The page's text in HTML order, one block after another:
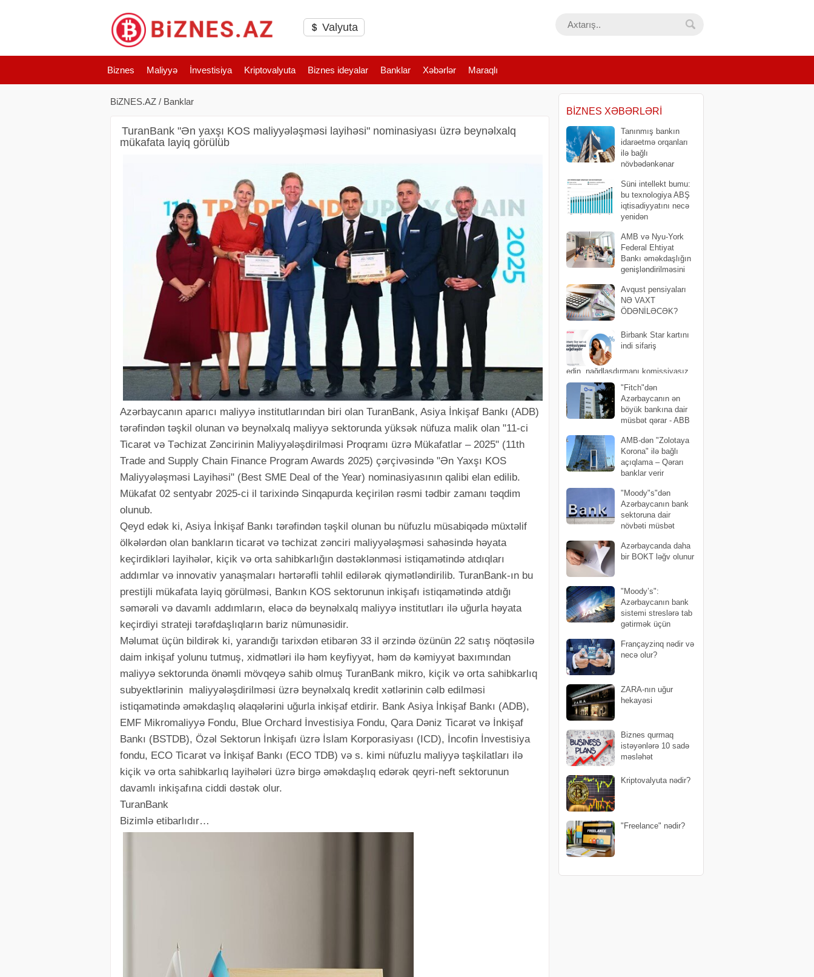
Valyuta
Biznes Maliyyə İnvestisiya Kriptovalyuta Biznes ideyalar Banklar Xəbərlər Maraqlı
BiZNES.AZ / Banklar
TuranBank "Ən yaxşı KOS maliyyələşməsi layihəsi" nominasiyası üzrə beynəlxalq
mükafata layiq görülüb
Azərbaycanın aparıcı maliyyə institutlarından biri olan TuranBank, Asiya İnkişaf Bankı (ADB)
tərəfindən təşkil olunan və beynəlxalq maliyyə sektorunda yüksək nüfuza malik olan "11-ci
Ticarət və Təchizat Zəncirinin Maliyyələşdirilməsi Proqramı üzrə Mükafatlar – 2025" (11th
Trade and Supply Chain Finance Program Awards 2025) çərçivəsində "Ən Yaxşı KOS
Maliyyələşməsi Layihəsi" (Best SME Deal of the Year) nominasiyasının qalibi elan edilib.
Mükafat 02 sentyabr 2025-ci il tarixində Sinqapurda keçirilən rəsmi tədbir zamanı təqdim
olunub.
Qeyd edək ki, Asiya İnkişaf Bankı tərəfindən təşkil olunan bu nüfuzlu müsabiqədə müxtəlif
ölkələrdən olan bankların ticarət və təchizat zənciri maliyyələşməsi sahəsində həyata
keçirdikləri layihələr, kiçik və orta sahibkarlığın dəstəklənməsi istiqamətində atdıqları
addımlar və innovativ yanaşmaları hərtərəfli təhlil edilərək qiymətləndirilib. TuranBank-ın bu
prestijli mükafata layiq görülməsi, Bankın KOS sektorunun inkişafı istiqamətində atdığı
səmərəli və davamlı addımların, eləcə də beynəlxalq maliyyə institutları ilə uğurla həyata
keçirdiyi strateji tərəfdaşlıqların bariz nümunəsidir.
Məlumat üçün bildirək ki, yarandığı tarixdən etibarən 33 il ərzində özünün 22 satış nöqtəsilə
daim inkişaf yolunu tutmuş, xidmətləri ilə həm keyfiyyət, həm də kəmiyyət baxımından
maliyyə sektorunda önəmli mövqeyə sahib olmuş TuranBank mikro, kiçik və orta sahibkarlıq
subyektlərinin maliyyələşdirilməsi üzrə beynəlxalq kredit xətlərinin cəlb edilməsi
istiqamətində əməkdaşlıq əlaqələrini uğurla inkişaf etdirir. Bank Asiya İnkişaf Bankı (ADB),
EMF Mikromaliyyə Fondu, Blue Orchard İnvestisiya Fondu, Qara Dəniz Ticarət və İnkişaf
Bankı (BSTDB), Özəl Sektorun İnkişafı üzrə İslam Korporasiyası (ICD), İncofin İnvestisiya
fondu, ECO Ticarət və İnkişaf Bankı (ECO TDB) və s. kimi nüfuzlu maliyyə təşkilatları ilə
kiçik və orta sahibkarlıq layihələri üzrə birgə əməkdaşlıq edərək qeyri-neft sektorunun
davamlı inkişafına ciddi dəstək olur.
TuranBank
Bizimlə etibarlıdır…
BIZNES XƏBƏRLƏRI
Tanınmış bankın
idarəetmə orqanları
ilə bağlı
növbədənkənar
Süni intellekt bumu:
bu texnologiya ABŞ
iqtisadiyyatını necə
yenidən
AMB və Nyu-York
Federal Ehtiyat
Bankı əməkdaşlığın
genişləndirilməsini
Avqust pensiyaları
NƏ VAXT
ÖDƏNİLƏCƏK?
Birbank Star kartını
indi sifariş
edin, nağdlaşdırmanı komissiyasız
edin
"Fitch"dən
Azərbaycanın ən
böyük bankına dair
müsbət qərar - ABB
AMB-dən "Zolotaya
Korona" ilə bağlı
açıqlama – Qərarı
banklar verir
"Moody"s"dən
Azərbaycanın bank
sektoruna dair
növbəti müsbət
Azərbaycanda daha
bir BOKT ləğv olunur
"Moody’s":
Azərbaycanın bank
sistemi streslərə tab
gətirmək üçün
Françayzinq nədir və
necə olur?
ZARA-nın uğur
hekayəsi
Biznes qurmaq
istəyənlərə 10 sadə
məsləhət
Kriptovalyuta nədir?
"Freelance" nədir?